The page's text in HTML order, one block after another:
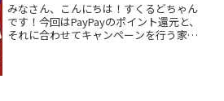
みなさん、こんにちは！すくるどちゃん
です！今回はPayPayのポイント還元と、
それに合わせてキャンペーンを行う家電